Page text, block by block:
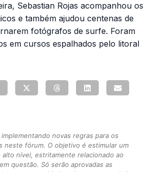
Sebastian Rojas acompanhou os
e também ajudou centenas de
fotógrafos de surfe. Foram
em cursos espalhados pelo litoral
implementando novas regras para os
neste fórum. O objetivo é estimular um
nível, estritamente relacionado ao
questão. Só serão aprovadas as